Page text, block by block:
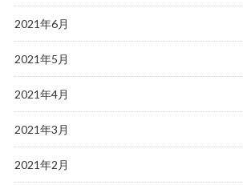
2021年6月
2021年5月
2021年4月
2021年3月
2021年2月